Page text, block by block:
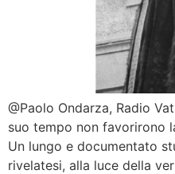
@Paolo Ondarza, Radio
suo tempo non favorirono
Un lungo e documentato
rivelatesi, alla luce della